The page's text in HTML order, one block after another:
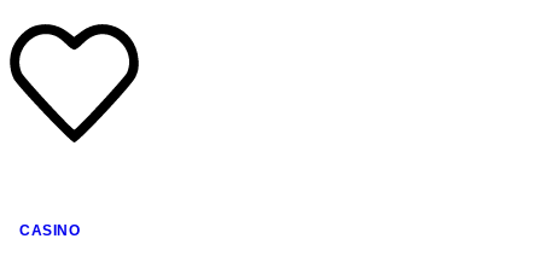
โทรศัพท์มือถือ
CASINO